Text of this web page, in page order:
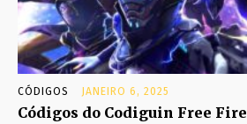
CÓDIGOS JANEIRO 6, 2025
Códigos do Codiguin Free